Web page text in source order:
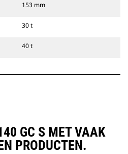
153 mm
30 t
40 t
GC S MET VAAK
PRODUCTEN.